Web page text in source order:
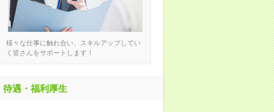
様々な仕事に触れ合い、スキルアップしてい
く皆さんをサポートします！
待遇・福利厚生